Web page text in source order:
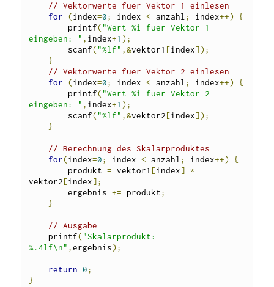
// Vektorwerte fuer Vektor 1 einlesen
for
(index=0; index < anzahl; index++)
{
    	printf
( "Wert %i fuer Vektor 1
eingeben: " , index+1 );
    	scanf
( "%lf" ,&vektor1 [index]);
}
// Vektorwerte fuer Vektor 2 einlesen
for
(index=0; index < anzahl; index++)
{
    	printf
( "Wert %i fuer Vektor 2
eingeben: " , index+1 );
    	scanf
( "%lf" ,&vektor2[index]);
}
// Berechnung des Skalarproduktes
for(index=0; index < anzahl; index++)
{
    	produkt
= vektor1 [index] *
vektor2[index];
    	ergebnis
+= produkt;
}
// Ausgabe
    printf
( "Skalarprodukt:
%.4lf\n" ,ergebnis);
return 0;
}